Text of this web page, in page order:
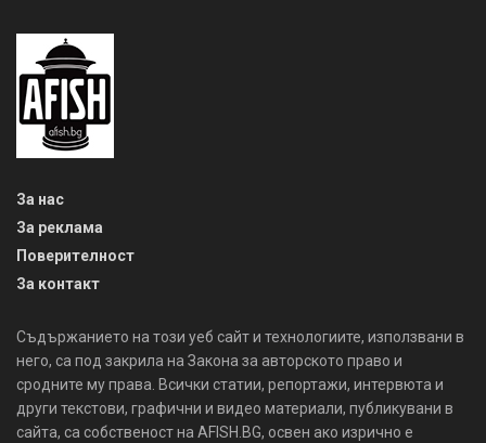
За нас
За реклама
Поверителност
За контакт
Съдържанието на този уеб сайт и технологиите, използвани в
него, са под закрила на Закона за авторското право и
сродните му права. Всички статии, репортажи, интервюта и
други текстови, графични и видео материали, публикувани в
сайта, са собственост на AFISH.BG, освен ако изрично е